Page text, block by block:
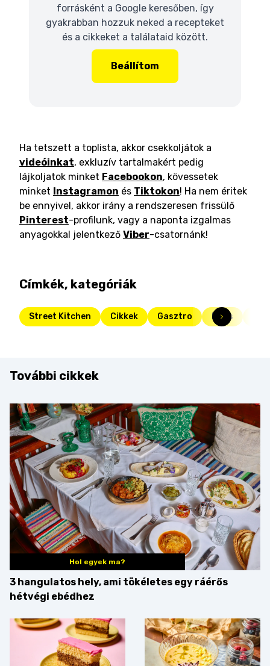
forrásként a Google keresőben, így
gyakrabban hozzuk neked a recepteket
és a cikkeket a találataid között.
Beállítom
Ha tetszett a toplista, akkor csekkoljátok a
videóinkat, exkluzív tartalmakért pedig
lájkoljatok minket Facebookon, kövessetek
minket Instagramon és Tiktokon! Ha nem éritek
be ennyivel, akkor irány a rendszeresen frissülő
Pinterest-profilunk, vagy a naponta izgalmas
anyagokkal jelentkező Viber-csatornánk!
Címkék, kategóriák
Street Kitchen Cikkek Gasztro Friss
További cikkek
Hol egyek ma?
3 hangulatos hely, ami tökéletes egy ráérős
hétvégi ebédhez